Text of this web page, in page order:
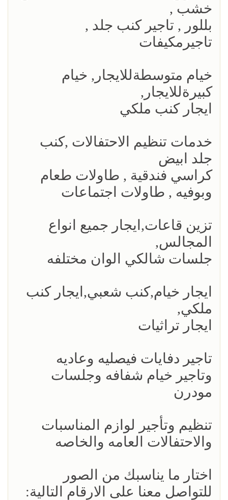
خشب ,
بللور , تاجير كنب جلد ,
تاجيرمكيفات
خيام متوسطةللايجار, خيام
كبيرةللايجار,
ايجار كنب ملكي
خدمات تنظيم الاحتفالات ,كنب
جلد ابيض
كراسي فندقية , طاولات طعام
وبوفيه , طاولات اجتماعات
تزين قاعات,ايجار جميع انواع
المجالس,
جلسات شالكي الوان مختلفه
ايجار خيام,كنب شعبي,ايجار كنب
ملكي,
ايجار تراثيات
تاجير دفايات فيصليه وعاديه
وتاجير خيام شفافه وجلسات
مودرن
تنظيم وتأجير لوازم المناسبات
والاحتفالات العامه والخاصه
اختار ما يناسبك من الصور
للتواصل معنا على الارقام التالية: